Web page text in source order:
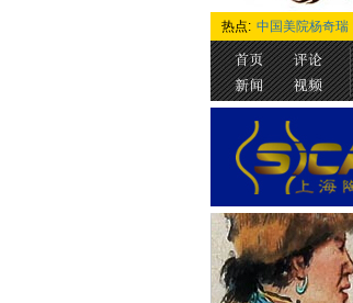
热点: 中国美院杨奇瑞